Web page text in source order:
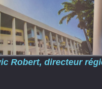
Robert, directeur